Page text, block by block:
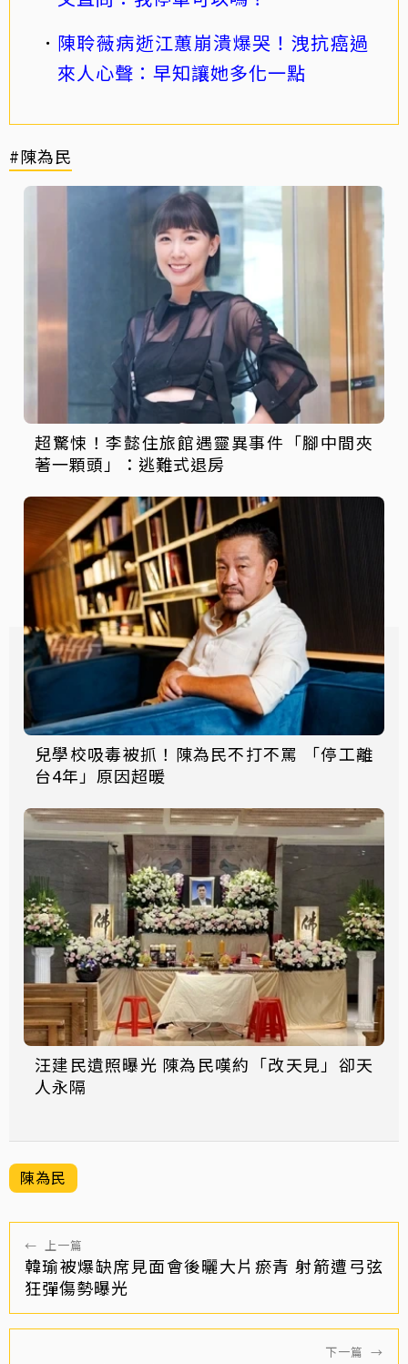
陳聆薇病逝江蕙崩潰爆哭！洩抗癌過
來人心聲：早知讓她多化一點
#陳為民
超驚悚！李懿住旅館遇靈異事件「腳中間夾
著一顆頭」：逃難式退房
兒學校吸毒被抓！陳為民不打不罵 「停工離
台4年」原因超暖
汪建民遺照曝光 陳為民嘆約「改天見」卻天
人永隔
陳為民
← 上一篇
韓瑜被爆缺席見面會後曬大片瘀青 射箭遭弓弦
狂彈傷勢曝光
下一篇 →